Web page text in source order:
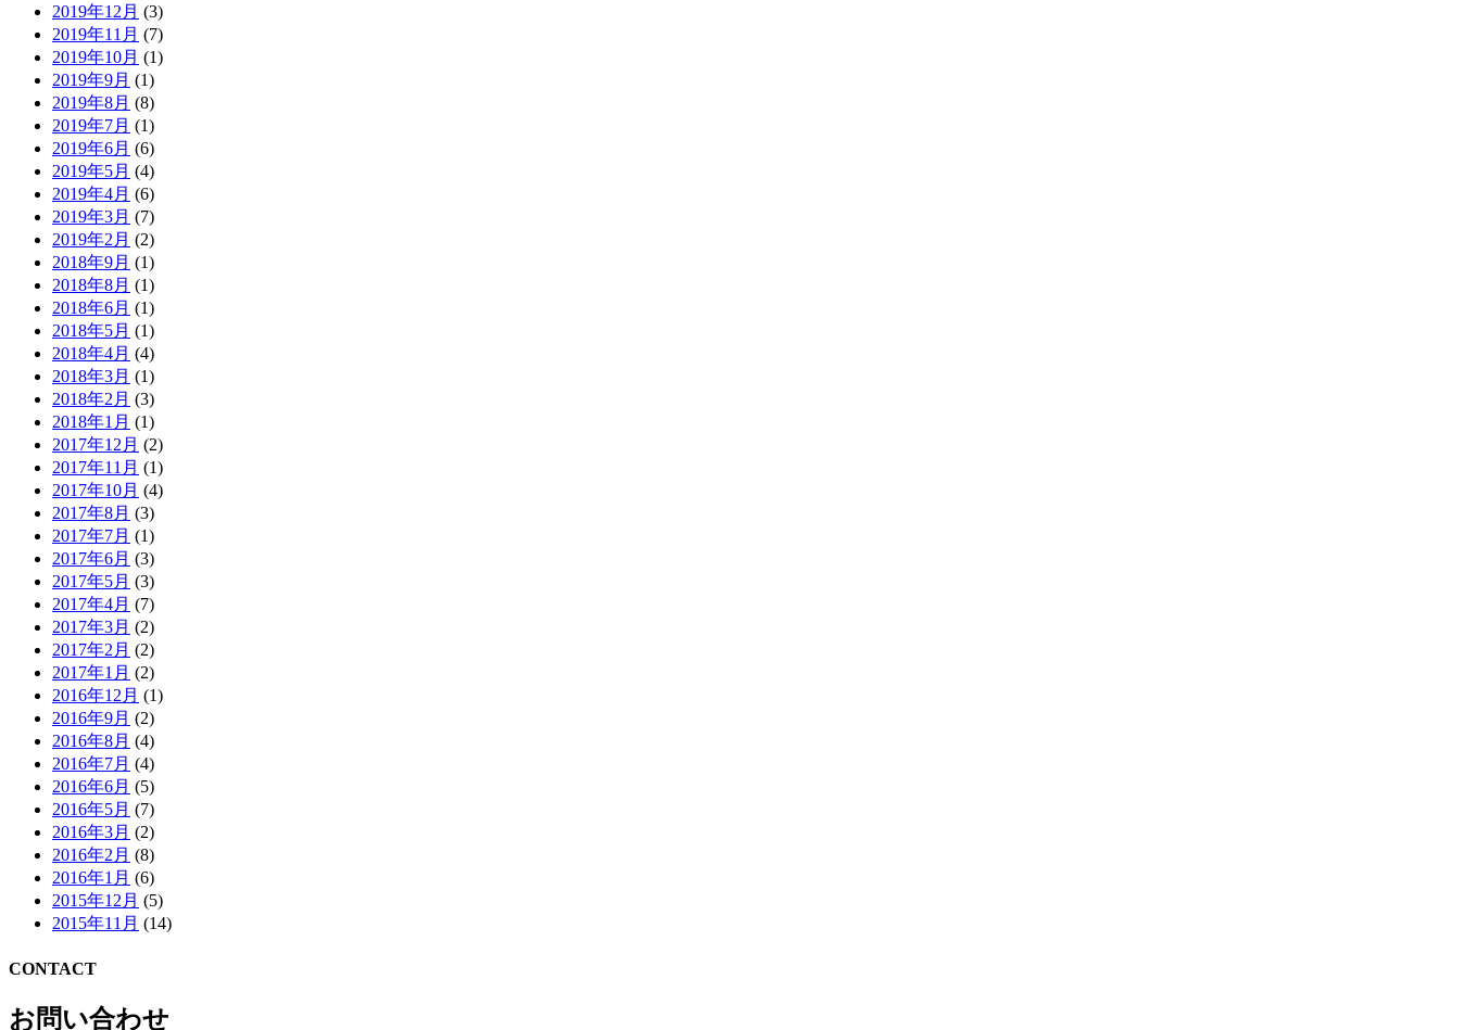
2019年12月 (3)
2019年11月 (7)
2019年10月 (1)
2019年9月 (1)
2019年8月 (8)
2019年7月 (1)
2019年6月 (6)
2019年5月 (4)
2019年4月 (6)
2019年3月 (7)
2019年2月 (2)
2018年9月 (1)
2018年8月 (1)
2018年6月 (1)
2018年5月 (1)
2018年4月 (4)
2018年3月 (1)
2018年2月 (3)
2018年1月 (1)
2017年12月 (2)
2017年11月 (1)
2017年10月 (4)
2017年8月 (3)
2017年7月 (1)
2017年6月 (3)
2017年5月 (3)
2017年4月 (7)
2017年3月 (2)
2017年2月 (2)
2017年1月 (2)
2016年12月 (1)
2016年9月 (2)
2016年8月 (4)
2016年7月 (4)
2016年6月 (5)
2016年5月 (7)
2016年3月 (2)
2016年2月 (8)
2016年1月 (6)
2015年12月 (5)
2015年11月 (14)
CONTACT
お問い合わせ